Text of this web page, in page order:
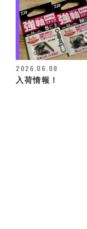
2026.06.08
入荷情報！